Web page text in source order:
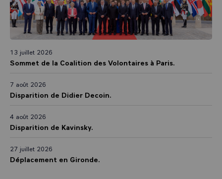
13 juillet 2026
Sommet de la Coalition des Volontaires à Paris.
7 août 2026
Disparition de Didier Decoin.
4 août 2026
Disparition de Kavinsky.
27 juillet 2026
Déplacement en Gironde.